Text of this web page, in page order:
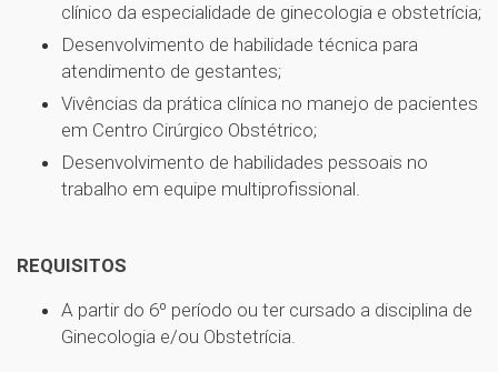
clínico da especialidade de ginecologia e obstetrícia;
Desenvolvimento de habilidade técnica para
atendimento de gestantes;
Vivências da prática clínica no manejo de pacientes
em Centro Cirúrgico Obstétrico;
Desenvolvimento de habilidades pessoais no
trabalho em equipe multiprofissional.
REQUISITOS
A partir do 6º período ou ter cursado a disciplina de
Ginecologia e/ou Obstetrícia.